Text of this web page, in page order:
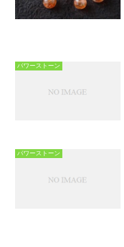
パワーストーン
パワーストーン